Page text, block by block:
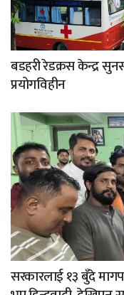
बडहरी रेडक्रस केन्द्र
प्रयोगविहीन
सरकारलाई १३ बुँदे